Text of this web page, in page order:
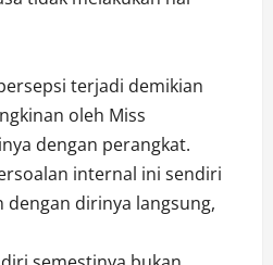
terjadi demikian
oleh Miss
dengan perangkat.
internal ini sendiri
dengan dirinya langsung,